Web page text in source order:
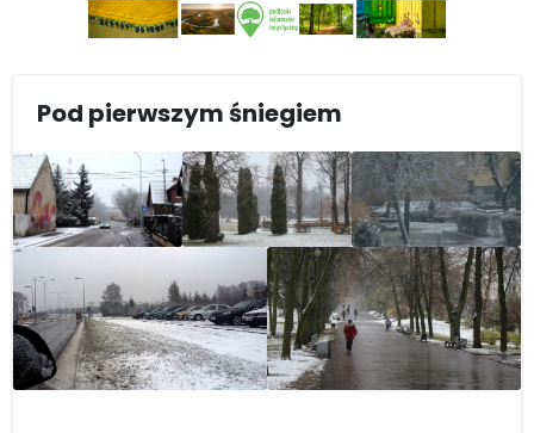
Pod pierwszym śniegiem